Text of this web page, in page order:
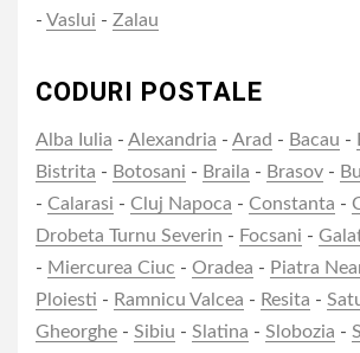
- Vaslui - Zalau
CODURI POSTALE
Alba Iulia - Alexandria - Arad - Bacau -
Bistrita - Botosani - Braila - Brasov -
- Calarasi - Cluj Napoca - Constanta -
Drobeta Turnu Severin - Focsani -
- Miercurea Ciuc - Oradea - Piatra
Ploiesti - Ramnicu Valcea - Resita -
Gheorghe - Sibiu - Slatina - Slobozia -